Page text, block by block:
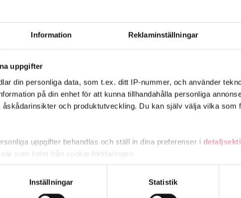
Information Reklaminställningar
uppgifter
din personliga data, som t.ex. ditt IP-nummer, och använder
på din enhet för att kunna tillhandahålla personliga
och produktutveckling. Du kan själv välja vilka som
uppgifter behandlas och ställ in dina preferenser i
som helst från cookie-förklaringen.
för att anpassa innehållet och annonserna till användarna,
trafik. Vi vidarebefordrar även sådana identifierare och annan
Inställningar Statistik